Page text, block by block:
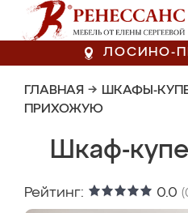
ЛОСИНО-
ГЛАВНАЯ → ШКАФЫ-
ПРИХОЖУЮ
Шкаф-
Рейтинг: 0.0 (